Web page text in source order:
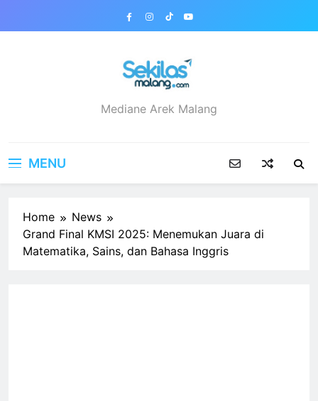
sekilasmalang.com
Mediane Arek Malang
MENU
Home
News
Grand Final KMSI 2025: Menemukan Juara di
Matematika, Sains, dan Bahasa Inggris